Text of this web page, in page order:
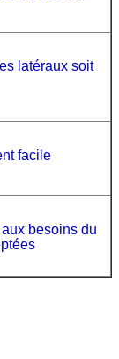
latéraux soit
facile
besoins du